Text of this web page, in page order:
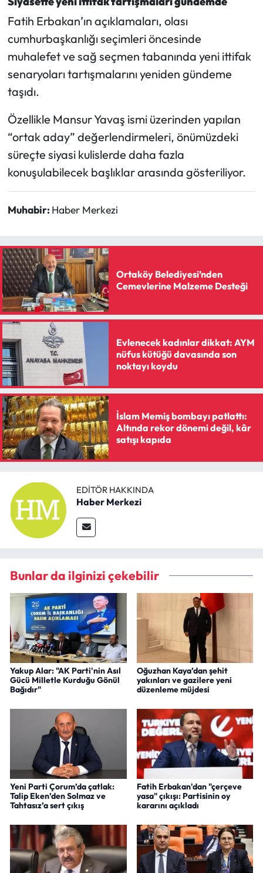
Fatih Erbakan’ın açıklamaları, olası
cumhurbaşkanlığı seçimleri öncesinde
muhalefet ve sağ seçmen tabanında yeni ittifak
senaryoları tartışmalarını yeniden gündeme
taşıdı.
Özellikle Mansur Yavaş ismi üzerinden yapılan
“ortak aday” değerlendirmeleri, önümüzdeki
süreçte siyasi kulislerde daha fazla
konuşulabilecek başlıklar arasında gösteriliyor.
Muhabir: Haber Merkezi
Ortaköy Belediyesi’nden
Cemevlerine Malzeme Desteği
Evlenecek kadınlar dikkat: AYM
nüfus kütüğü davasında son
noktayı koydu
İslam Memiş bombayı patlattı:
Altında rekor dönemi değil, kâr
satışı kapıda
EDITÖR HAKKINDA
Haber Merkezi
Bunlar da ilginizi çekebilir
Yakup Alar: "AK Parti'nin Asıl
Gücü Milletle Kurduğu Gönül
Bağıdır"
Oğuzhan Kaya’dan şehit
yakınları ve gazilere yeni
düzenleme müjdesi
Yeni Parti Çorum’da çatlak:
Talip Eken’den Solmaz ve
Tahtasız’a sert çıkış
Fatih Erbakan'dan "çerçeve
yasa" çıkışı: Partisinin oy
kararını açıkladı